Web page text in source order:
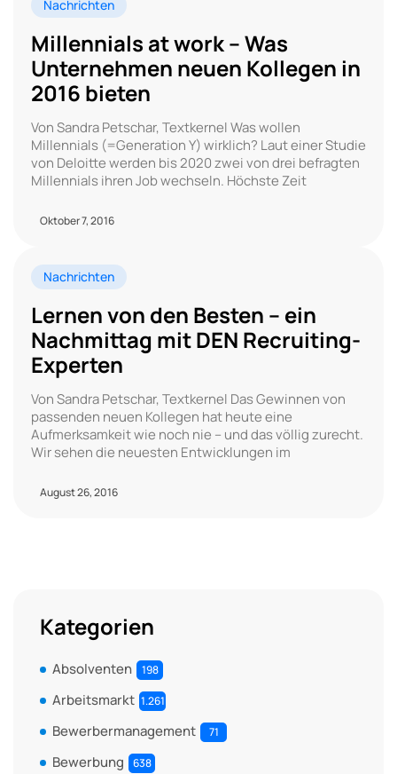
Nachrichten
Millennials at work – Was
Unternehmen neuen Kollegen in
2016 bieten
Von Sandra Petschar, Textkernel Was wollen
Millennials (=Generation Y) wirklich? Laut einer Studie
von Deloitte werden bis 2020 zwei von drei befragten
Millennials ihren Job wechseln. Höchste Zeit
Oktober 7, 2016
Nachrichten
Lernen von den Besten – ein
Nachmittag mit DEN Recruiting-
Experten
Von Sandra Petschar, Textkernel Das Gewinnen von
passenden neuen Kollegen hat heute eine
Aufmerksamkeit wie noch nie – und das völlig zurecht.
Wir sehen die neuesten Entwicklungen im
August 26, 2016
Kategorien
Absolventen 198
Arbeitsmarkt 1.261
Bewerbermanagement 71
Bewerbung 638